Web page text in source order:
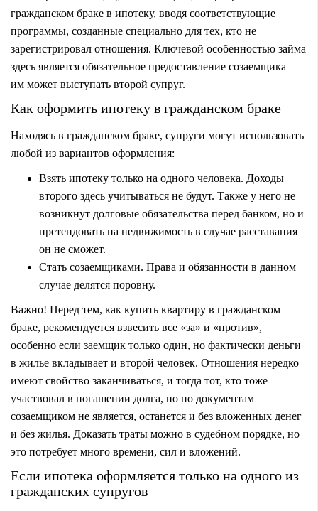
гражданском браке в ипотеку, вводя соответствующие
программы, созданные специально для тех, кто не
зарегистрировал отношения. Ключевой особенностью займа
здесь является обязательное предоставление созаемщика –
им может выступать второй супруг.
Как оформить ипотеку в гражданском браке
Находясь в гражданском браке, супруги могут использовать
любой из вариантов оформления:
Взять ипотеку только на одного человека. Доходы
второго здесь учитываться не будут. Также у него не
возникнут долговые обязательства перед банком, но и
претендовать на недвижимость в случае расставания
он не сможет.
Стать созаемщиками. Права и обязанности в данном
случае делятся поровну.
Важно! Перед тем, как купить квартиру в гражданском
браке, рекомендуется взвесить все «за» и «против»,
особенно если заемщик только один, но фактически деньги
в жилье вкладывает и второй человек. Отношения нередко
имеют свойство заканчиваться, и тогда тот, кто тоже
участвовал в погашении долга, но по документам
созаемщиком не является, останется и без вложенных денег
и без жилья. Доказать траты можно в судебном порядке, но
это потребует много времени, сил и вложений.
Если ипотека оформляется только на одного из
гражданских супругов